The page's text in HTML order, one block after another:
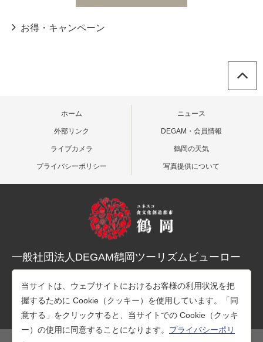
お得・キャンペーン
ホーム ニュース
外部リンク DEGAM・会員情報
ライブカメラ 鶴岡の天気
プライバシーポリシー 写真提供について
一般社団法人DEGAM鶴岡ツーリズムビューロー
TEL：0235-25-7678（観光案内）
TEL：0235-26-1218（事務所）
当サイトは、ウェブサイトにおけるお客様の利用状況を把
握するために Cookie（クッキー）を使用しています。「同
意する」をクリックすると、当サイトでの Cookie（クッキ
ー）の使用に同意することになります。 プライバシーポリ